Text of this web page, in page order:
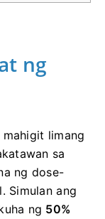
ng
limang
sa
ng dose-
Simulan ang
ng 50%